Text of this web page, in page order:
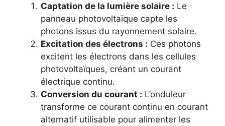
Captation de la lumière solaire : Le
panneau photovoltaïque capte les
photons issus du rayonnement solaire.
Excitation des électrons : Ces photons
excitent les électrons dans les cellules
photovoltaïques, créant un courant
électrique continu.
Conversion du courant : L’onduleur
transforme ce courant continu en courant
alternatif utilisable pour alimenter les